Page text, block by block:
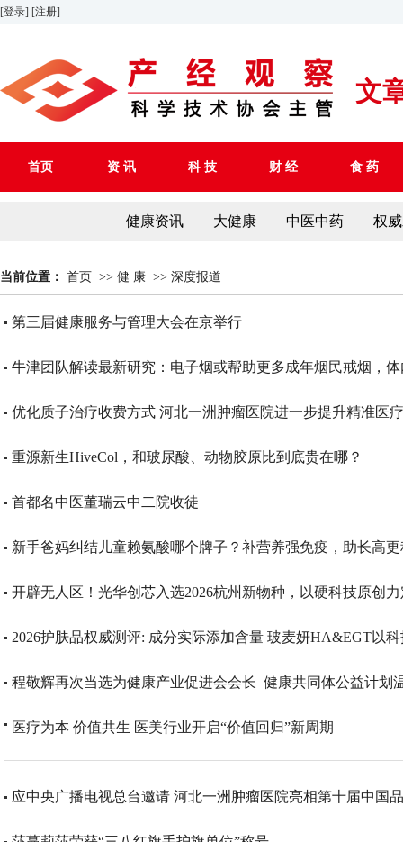
[登录] [注册]
文
首页 资 讯 科 技 财 经 食 药
健康资讯 大健康 中医中药 权
当前位置： 首页 >> 健 康 >> 深度报道
第三届健康服务与管理大会在京举行
牛津团队解读最新研究：电子烟或帮助更多成年烟民戒烟，
优化质子治疗收费方式 河北一洲肿瘤医院进一步提升精准医
重源新生HiveCol，和玻尿酸、动物胶原比到底贵在哪？
首都名中医董瑞云中二院收徒
新手爸妈纠结儿童赖氨酸哪个牌子？补营养强免疫，助长高
开辟无人区！光华创芯入选2026杭州新物种，以硬科技原创
程敬辉再次当选为健康产业促进会会长 健康共同体公益计划
医疗为本 价值共生 医美行业开启“价值回归”新周期
应中央广播电视总台邀请 河北一洲肿瘤医院亮相第十届中国